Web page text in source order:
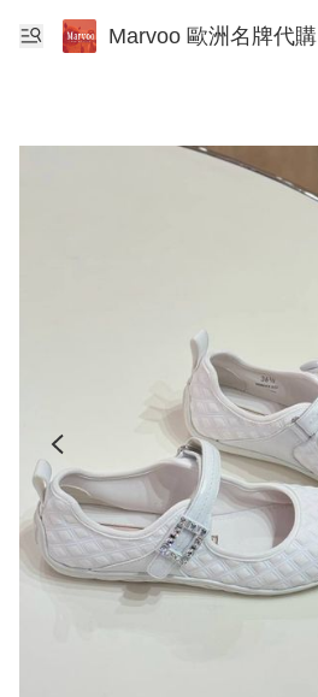
Marvoo 歐洲名牌代購